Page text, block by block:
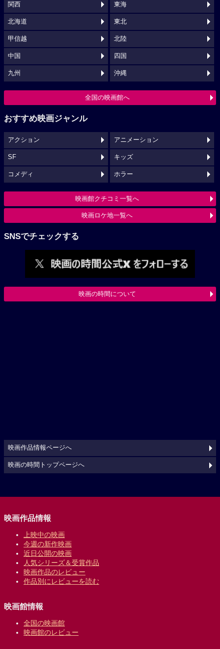
関西 東海
北海道 東北
甲信越 北陸
中国 四国
九州 沖縄
全国の映画館へ
おすすめ映画ジャンル
アクション アニメーション
SF キッズ
コメディ ホラー
映画館クチコミ一覧へ
映画ロケ地一覧へ
SNSでチェックする
映画の時間について
映画作品情報ページへ
映画の時間トップページへ
映画作品情報
上映中の映画
今週の新作映画
近日公開の映画
人気シリーズ＆受賞作品
映画作品のレビュー
作品別にレビューを読む
映画館情報
全国の映画館
映画館のレビュー